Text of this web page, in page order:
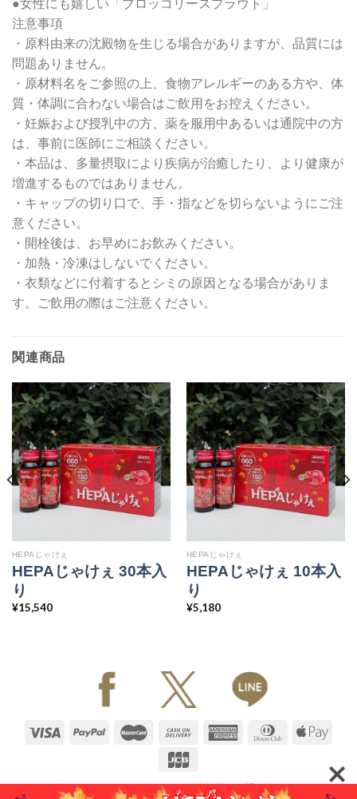
注意事項
・原料由来の沈殿物を生じる場合がありますが、品質には
問題ありません。
・原材料名をご参照の上、食物アレルギーのある方や、体
質・体調に合わない場合はご飲用をお控えください。
・妊娠および授乳中の方、薬を服用中あるいは通院中の方
は、事前に医師にご相談ください。
・本品は、多量摂取により疾病が治癒したり、より健康が
増進するものではありません。
・キャップの切り口で、手・指などを切らないようにご注
意ください。
・開栓後は、お早めにお飲みください。
・加熱・冷凍はしないでください。
・衣類などに付着するとシミの原因となる場合がありま
す。ご飲用の際はご注意ください。
関連商品
HEPAじゃけぇ
HEPAじゃけぇ 30本入
り
¥15,540
HEPAじゃけぇ
HEPAじゃけぇ 10本入
り
¥5,180
HEPAじゃけえ お知らせ 会社概要
お問い合わせ